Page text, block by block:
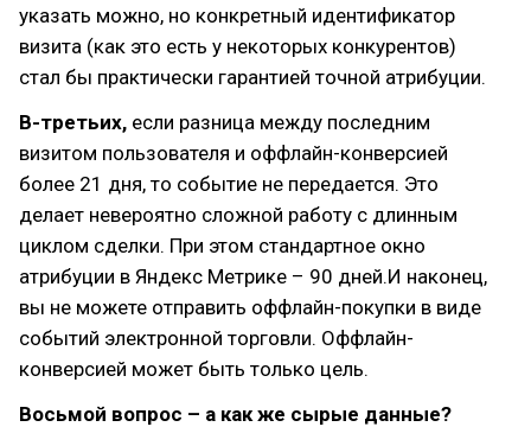
указать можно, но конкретный идентификатор
визита (как это есть у некоторых конкурентов)
стал бы практически гарантией точной атрибуции.
В-третьих, если разница между последним
визитом пользователя и оффлайн-конверсией
более 21 дня, то событие не передается. Это
делает невероятно сложной работу с длинным
циклом сделки. При этом стандартное окно
атрибуции в Яндекс Метрике – 90 дней.И наконец,
вы не можете отправить оффлайн-покупки в виде
событий электронной торговли. Оффлайн-
конверсией может быть только цель.
Восьмой вопрос – а как же сырые данные?